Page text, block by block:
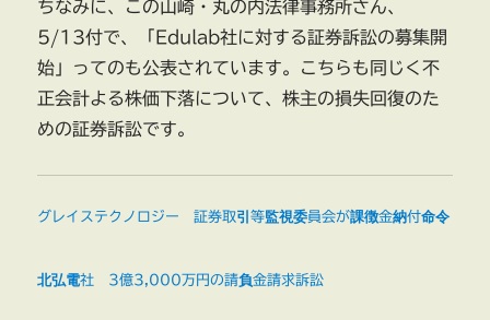
ちなみに、この山崎・丸の内法律事務所さん、
5/13付で、「Edulab社に対する証券訴訟の募集開
始」ってのも公表されています。こちらも同じく不
正会計よる株価下落について、株主の損失回復のた
めの証券訴訟です。
グレイステクノロジー 証券取引等監視委員会が課徴金納付命令
北弘電社 3億3,000万円の請負金請求訴訟